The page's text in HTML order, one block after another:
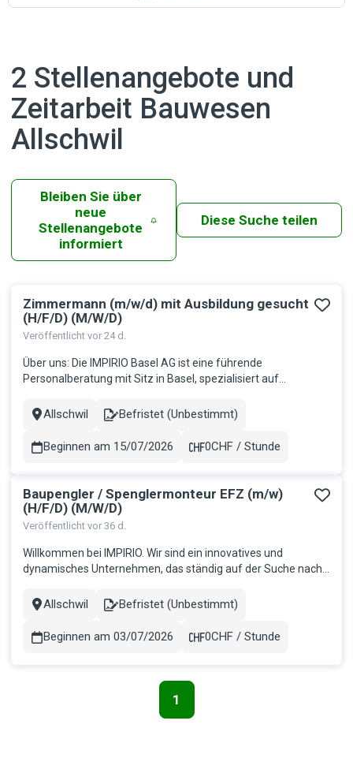
2 Stellenangebote und
Zeitarbeit Bauwesen
Allschwil
Bleiben Sie über
neue
Stellenangebote
informiert
Diese Suche teilen
Ergebnisse
Zimmermann (m/w/d) mit Ausbildung gesucht
(H/F/D) (M/W/D)
Veröffentlicht vor 24 d.
Über uns: Die IMPIRIO Basel AG ist eine führende
Personalberatung mit Sitz in Basel, spezialisiert auf
massgeschneiderte Lösungen für Unternehmen und
und Nebengewerbe, Industrie, Medical und kaufmä...
Stadt
Allschwil
Contract
Befristet (Unbestimmt)
Beginnen am 15/07/2026
Gehalt
0CHF / Stunde
Baupengler / Spenglermonteur EFZ (m/w)
(H/F/D) (M/W/D)
Veröffentlicht vor 36 d.
Willkommen bei IMPIRIO. Wir sind ein innovatives und
dynamisches Unternehmen, das ständig auf der Suche nach
Teams unserer Kunden verstärken möchten. Wir glauben
bieten ihnen...
Stadt
Allschwil
Contract
Befristet (Unbestimmt)
Beginnen am 03/07/2026
Gehalt
0CHF / Stunde
Seitennavigation
1